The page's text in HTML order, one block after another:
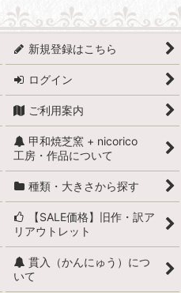
新規登録はこちら
ログイン
ご利用案内
甲和焼芝窯 + nicorico
工房・作品について
種類・大きさから探す
【SALE価格】旧作・訳ア
リアウトレット
貫入（かんにゅう）につ
いて